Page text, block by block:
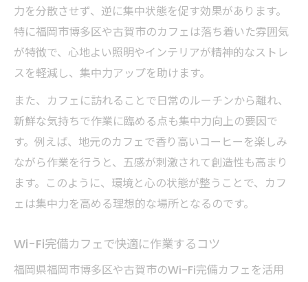
力を分散させず、逆に集中状態を促す効果があります。
特に福岡市博多区や古賀市のカフェは落ち着いた雰囲気
が特徴で、心地よい照明やインテリアが精神的なストレ
スを軽減し、集中力アップを助けます。
また、カフェに訪れることで日常のルーチンから離れ、
新鮮な気持ちで作業に臨める点も集中力向上の要因で
す。例えば、地元のカフェで香り高いコーヒーを楽しみ
ながら作業を行うと、五感が刺激されて創造性も高まり
ます。このように、環境と心の状態が整うことで、カフ
ェは集中力を高める理想的な場所となるのです。
Wi-Fi完備カフェで快適に作業するコツ
福岡県福岡市博多区や古賀市のWi-Fi完備カフェを活用